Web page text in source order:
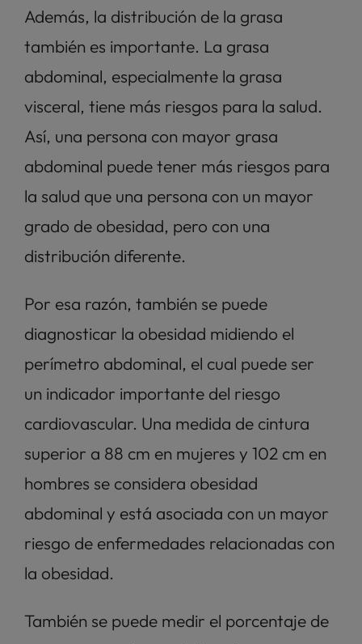
Además, la distribución de la grasa
también es importante. La grasa
abdominal, especialmente la grasa
visceral, tiene más riesgos para la salud.
Así, una persona con mayor grasa
abdominal puede tener más riesgos para
la salud que una persona con un mayor
grado de obesidad, pero con una
distribución diferente.
Por esa razón, también se puede
diagnosticar la obesidad midiendo el
perímetro abdominal, el cual puede ser
un indicador importante del riesgo
cardiovascular. Una medida de cintura
superior a 88 cm en mujeres y 102 cm en
hombres se considera obesidad
abdominal y está asociada con un mayor
riesgo de enfermedades relacionadas con
la obesidad.
También se puede medir el porcentaje de